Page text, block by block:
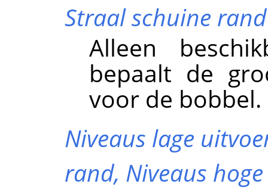
Straal schuine
Alleen
bepaalt de
voor de bobbel.
Niveaus lage
rand, Niveaus